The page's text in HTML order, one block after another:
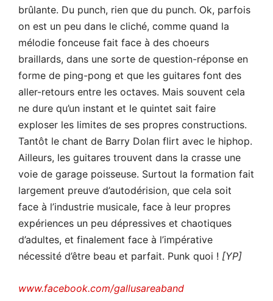
brûlante. Du punch, rien que du punch. Ok, parfois
on est un peu dans le cliché, comme quand la
mélodie fonceuse fait face à des choeurs
braillards, dans une sorte de question-réponse en
forme de ping-pong et que les guitares font des
aller-retours entre les octaves. Mais souvent cela
ne dure qu’un instant et le quintet sait faire
exploser les limites de ses propres constructions.
Tantôt le chant de Barry Dolan flirt avec le hiphop.
Ailleurs, les guitares trouvent dans la crasse une
voie de garage poisseuse. Surtout la formation fait
largement preuve d’autodérision, que cela soit
face à l’industrie musicale, face à leur propres
expériences un peu dépressives et chaotiques
d’adultes, et finalement face à l’impérative
nécessité d’être beau et parfait. Punk quoi ! [YP]
www.facebook.com/gallusareaband